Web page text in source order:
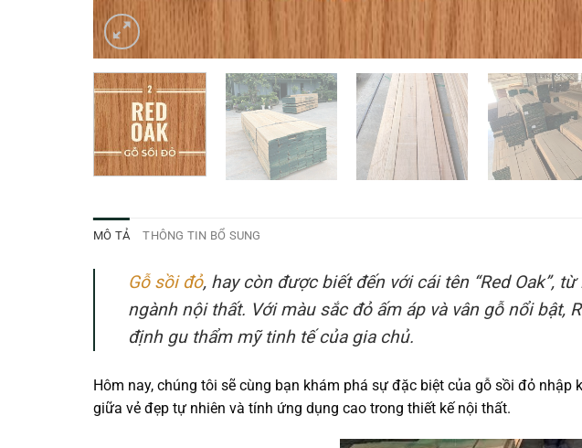
MÔ TẢ THÔNG TIN BỔ SUNG
Gỗ sồi đỏ, hay còn được biết đến với cái tên “Red Oak”,
ngành nội thất. Với màu sắc đỏ ấm áp và vân gỗ nổi
định gu thẩm mỹ tinh tế của gia chủ.
Hôm nay, chúng tôi sẽ cùng bạn khám phá sự đặc biệt của gỗ sồi đỏ nhập
giữa vẻ đẹp tự nhiên và tính ứng dụng cao trong thiết kế nội thất.